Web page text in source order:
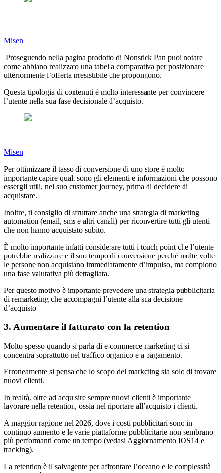
Misen
Proseguendo nella pagina prodotto di Nonstick Pan puoi notare
come abbiano realizzato una tabella comparativa per posizionare
ulteriormente l’offerta irresistibile che propongono.
Questa tipologia di contenuti è molto interessante per convincere
l’utente nella sua fase decisionale d’acquisto.
Misen
Per ottimizzare il tasso di conversione di uno store è molto
importante capire quali sono gli elementi e informazioni che possono
essergli utili, nel suo customer journey, prima di decidere di
acquistare.
Inoltre, ti consiglio di sfruttare anche una strategia di marketing
automation (email, sms e altri canali) per riconvertire tutti gli utenti
che non hanno acquistato subito.
È molto importante infatti considerare tutti i touch point che l’utente
potrebbe realizzare e il suo tempo di conversione perché molte volte
le persone non acquistano immediatamente d’impulso, ma compiono
una fase valutativa più dettagliata.
Per questo motivo è importante prevedere una strategia pubblicitaria
di remarketing che accompagni l’utente alla sua decisione
d’acquisto.
3. Aumentare il fatturato con la retention
Molto spesso quando si parla di e-commerce marketing ci si
concentra soprattutto nel traffico organico e a pagamento.
Erroneamente si pensa che lo scopo del marketing sia solo di trovare
nuovi clienti.
In realtà, oltre ad acquisire sempre nuovi clienti è importante
lavorare nella retention, ossia nel riportare all’acquisto i clienti.
A maggior ragione nel 2026, dove i costi pubblicitari sono in
continuo aumento e le varie piattaforme pubblicitarie non sembrano
più performanti come un tempo (vedasi Aggiornamento IOS14 e
tracking).
La retention è il salvagente per affrontare l’oceano e le complessità